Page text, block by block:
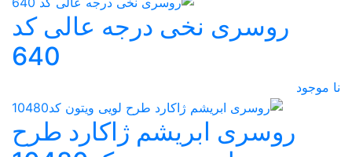
روسری نخی درجه عالی کد
640
نا موجود
روسری ابریشم ژاکارد طرح